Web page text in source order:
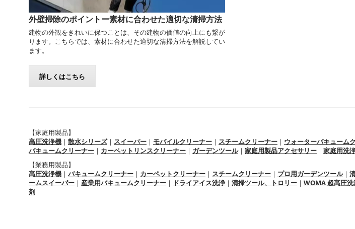
外壁掃除のポイントー素材に合わせた適切な清掃方法
建物の外観をきれいに保つことは、その建物の価値の向上にも繋が
ります。こちらでは、素材に合わせた適切な清掃方法を解説してい
ます。
詳しくはこちら
【家庭用製品】
高圧洗浄機 ｜ 散水シリーズ｜ スイーパー ｜ モバイルクリーナー ｜ スチームクリーナー ｜ ウォーターバキューム
バキュームクリーナー ｜ カーペットリンスクリーナー ｜ ガーデンツール｜ 家庭用製品アクセサリー ｜ 家庭用洗
【業務用製品】
高圧洗浄機 ｜ バキュームクリーナー ｜ カーペットクリーナー ｜ スチームクリーナー ｜ プロ用ガーデンツール｜
ームスイーパー ｜ 産業用バキュームクリーナー ｜ ドライアイス洗浄 ｜ 清掃ツール、トロリー ｜ WOMA 超高圧洗
剤